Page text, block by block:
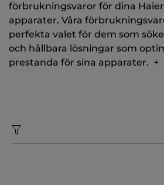
förbrukningsvaror för dina
apparater. Våra
perfekta valet för dem som
och hållbara lösningar som
prestanda för sina apparater. +